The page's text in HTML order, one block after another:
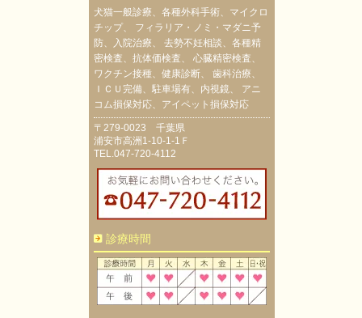
犬猫一般診療、各種外科手術、マイクロ
チップ、 フィラリア・ノミ・マダニ予
防、入院治療、 去勢不妊相談、各種精
密検査、抗体価検査、 心臓精密検査、
ワクチン接種、健康診断、 歯科治療、
ＩＣＵ完備、駐車場有、内視鏡、 アニ
コム損保対応、アイペット損保対応
〒279-0023 千葉県
浦安市高洲1-10-1-1Ｆ
TEL.047-720-4112
診療時間